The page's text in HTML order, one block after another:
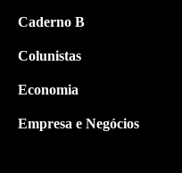
Caderno B
Colunistas
Economia
Empresa e Negócios